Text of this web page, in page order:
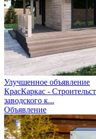
Улучшенное объявление
КрасКаркас -
заводского к...
Объявление